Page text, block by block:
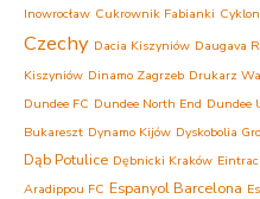
Inowrocław Cukrownik Fabianki
Czechy Dacia Kiszyniów Daugava
Kiszyniów Dinamo Zagrzeb Drukarz
Dundee FC Dundee North End Dundee
Bukareszt Dynamo Kijów Dyskobolia
Dąb Potulice Dębnicki Kraków
Aradippou FC Espanyol Barcelona